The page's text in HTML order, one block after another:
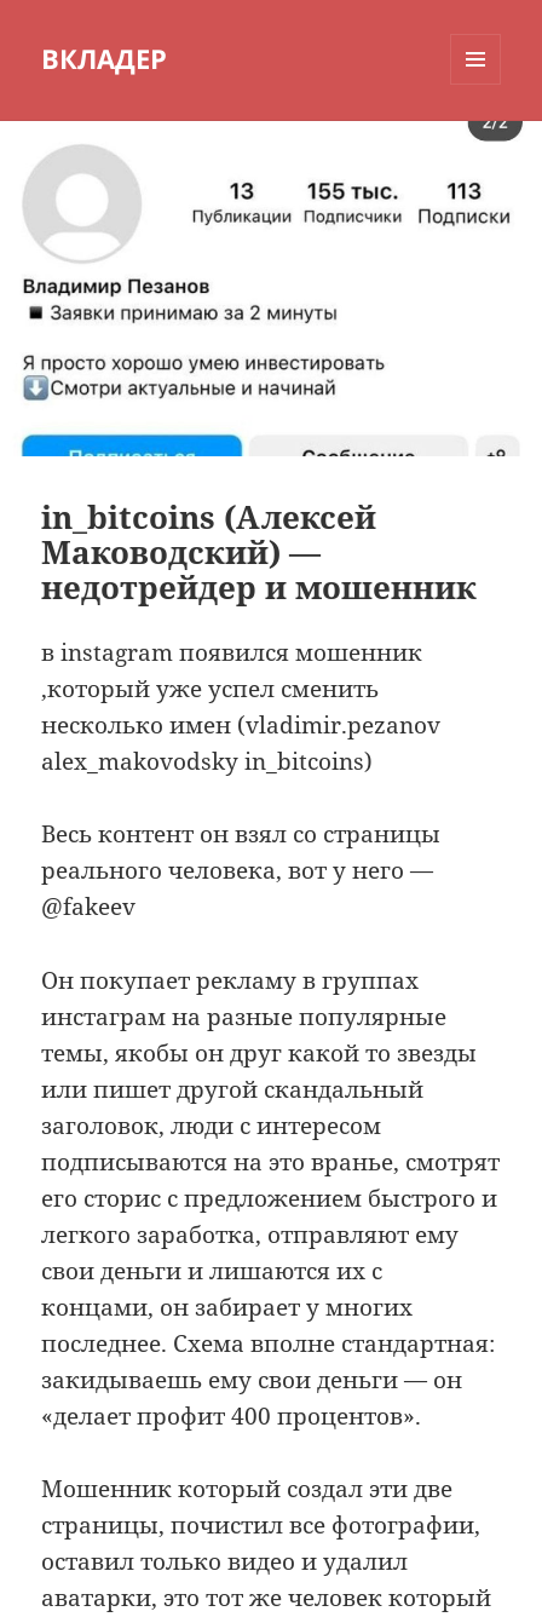
ВКЛАДЕР
ВИДЖЕТЫ
in_bitcoins (Алексей
Маководский) —
недотрейдер и мошенник
в instagram появился мошенник
,который уже успел сменить
несколько имен (vladimir.pezanov
alex_makovodsky in_bitcoins)
Весь контент он взял со страницы
реального человека, вот у него —
@fakeev
Он покупает рекламу в группах
инстаграм на разные популярные
темы, якобы он друг какой то звезды
или пишет другой скандальный
заголовок, люди с интересом
подписываются на это вранье, смотрят
его сторис с предложением быстрого и
легкого заработка, отправляют ему
свои деньги и лишаются их с
концами, он забирает у многих
последнее. Схема вполне стандартная:
закидываешь ему свои деньги — он
«делает профит 400 процентов».
Мошенник который создал эти две
страницы, почистил все фотографии,
оставил только видео и удалил
аватарки, это тот же человек который